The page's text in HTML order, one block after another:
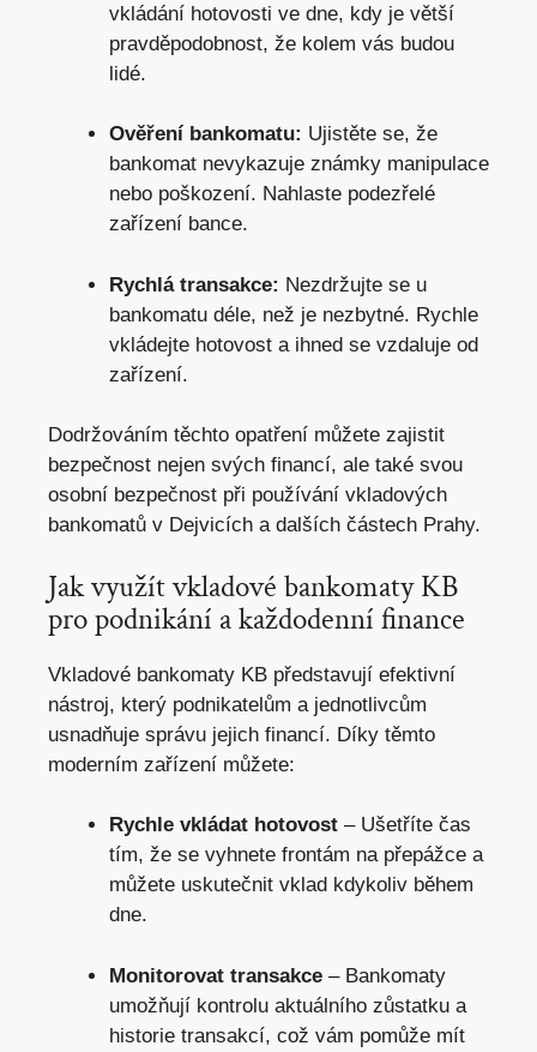
vkládání hotovosti ve dne, kdy je větší
pravděpodobnost, že kolem vás budou
lidé.
Ověření bankomatu: Ujistěte se, že
bankomat nevykazuje známky manipulace
nebo poškození. Nahlaste podezřelé
zařízení bance.
Rychlá transakce: Nezdržujte se u
bankomatu déle, než je nezbytné. Rychle
vkládejte hotovost a ihned se vzdaluje od
zařízení.
Dodržováním těchto opatření můžete zajistit
bezpečnost nejen svých financí, ale také svou
osobní bezpečnost při používání vkladových
bankomatů v Dejvicích a dalších částech Prahy.
Jak využít vkladové bankomaty KB
pro podnikání a každodenní finance
Vkladové bankomaty KB představují efektivní
nástroj, který podnikatelům a jednotlivcům
usnadňuje správu jejich financí. Díky těmto
moderním zařízení můžete:
Rychle vkládat hotovost – Ušetříte čas
tím, že se vyhnete frontám na přepážce a
můžete uskutečnit vklad kdykoliv během
dne.
Monitorovat transakce – Bankomaty
umožňují kontrolu aktuálního zůstatku a
historie transakcí, což vám pomůže mít